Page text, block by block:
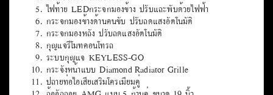
รายละเอียดรถยนต์เพิ่มเติม :
Exterior ภายนอก
ระบบปัดน้ำฝนแบบอัตโนมัติ Rain Sensor
ไฟหน้า LED High Performances
ไฟ Daytime Running Light แบบ LED fibre-optic